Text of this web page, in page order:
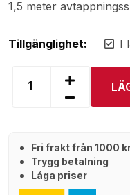
1,5 meter
Tillgänglighet: I
Fri frakt från 1000
Trygg betalning
Låga priser